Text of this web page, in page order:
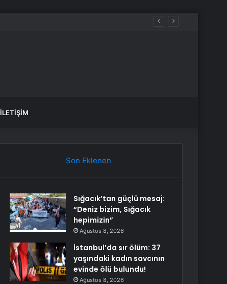
İLETIŞIM
Son Eklenen
Sığacık’tan güçlü mesaj:
“Deniz bizim, Sığacık
hepimizin”
Ağustos 8, 2026
İstanbul’da sır ölüm: 37
yaşındaki kadın savcının
evinde ölü bulundu!
Ağustos 8, 2026